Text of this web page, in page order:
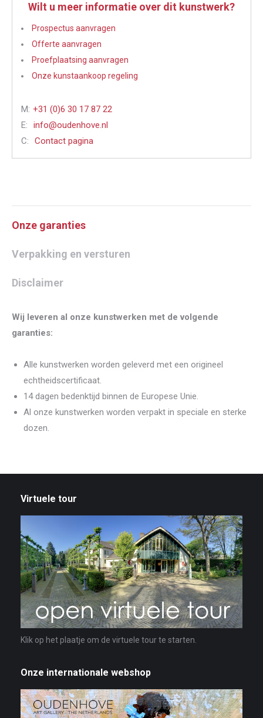
Wilt u meer informatie over dit kunstwerk?
Prospectus aanvragen
Offerte aanvragen
Proefplaatsing aanvragen
Onze kunstaankoop regeling
M: +31 (0)6 30 17 87 22
E:
info@oudenhove.nl
C:
Contact pagina
Onze garanties
Verpakking en versturen
Disclaimer
Wij leveren al onze kunstwerken met de volgende
garanties:
Alle kunstwerken worden geleverd met een origineel
echtheidscertificaat.
14 dagen bedenktijd binnen de Europese Unie.
Al onze kunstwerken worden verpakt in speciale en sterke
dozen.
Virtuele tour
Klik op het plaatje om de virtuele tour te starten.
Onze internationale webshop